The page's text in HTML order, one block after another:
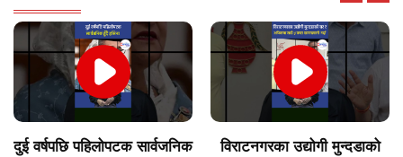
दुई वर्षपछि पहिलोपटक सार्वजनिक
विराटनगरका उद्योगी मुन्दडाको